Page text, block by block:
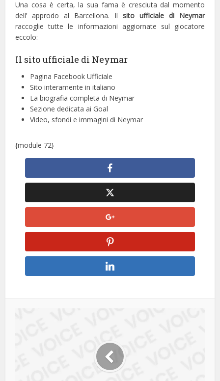
Una cosa è certa, la sua fama è cresciuta dal momento
dell’ approdo al Barcellona. Il sito ufficiale di Neymar
raccoglie tutte le informazioni aggiornate sul giocatore
eccolo:
Il sito ufficiale di Neymar
Pagina Facebook Ufficiale
Sito interamente in italiano
La biografia completa di Neymar
Sezione dedicata ai Goal
Video, sfondi e immagini di Neymar
{module 72}